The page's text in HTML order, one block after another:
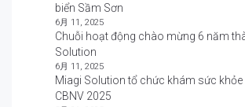
biển Sầm Sơn
6月 11, 2025
Chuỗi hoạt động chào mừng 6 năm
Solution
6月 11, 2025
Miagi Solution tổ chức khám sức khỏe
CBNV 2025